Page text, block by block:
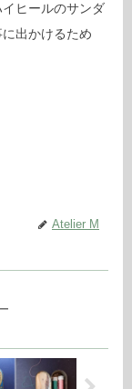
ヒールのサンダ
出かけるため
Atelier M